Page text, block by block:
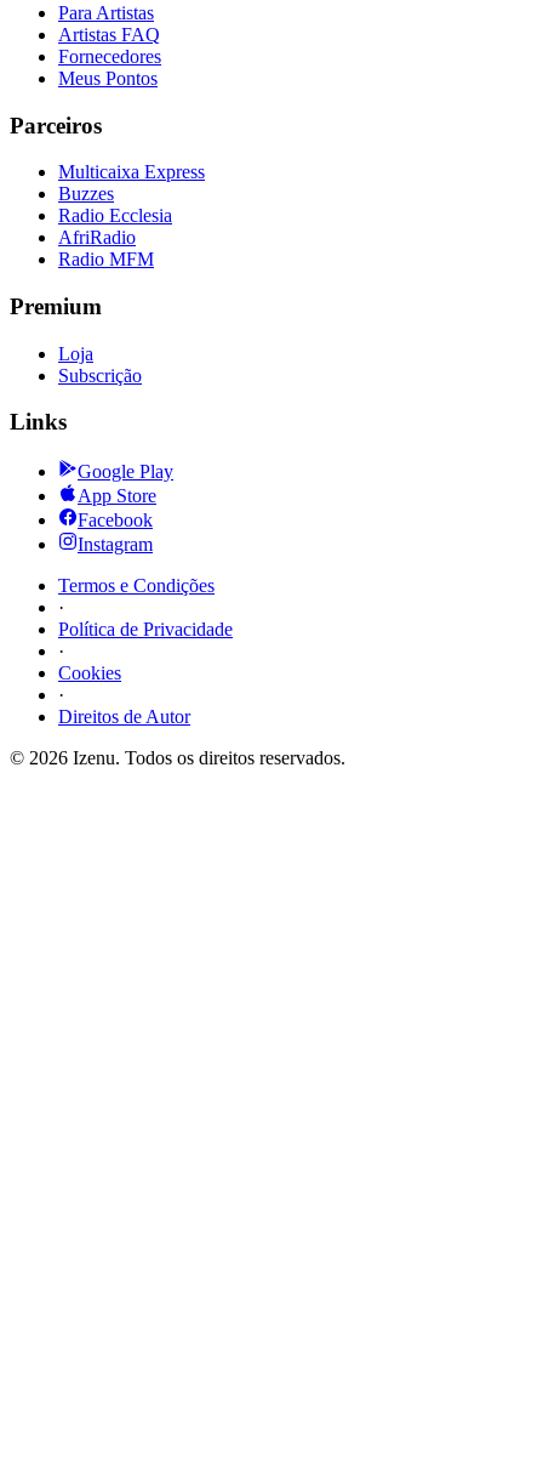
Para Artistas
Artistas FAQ
Fornecedores
Meus Pontos
Parceiros
Multicaixa Express
Buzzes
Radio Ecclesia
AfriRadio
Radio MFM
Premium
Loja
Subscrição
Links
Google Play
App Store
Facebook
Instagram
Termos e Condições
·
Política de Privacidade
·
Cookies
·
Direitos de Autor
© 2026 Izenu. Todos os direitos reservados.